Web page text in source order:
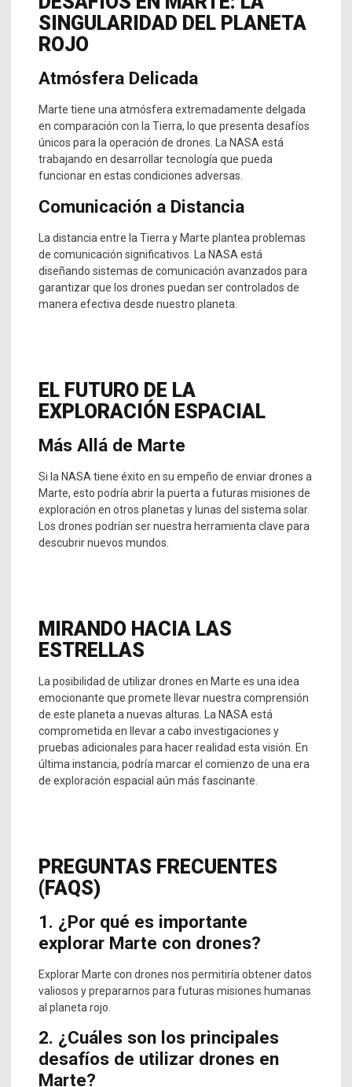
SINGULARIDAD DEL PLANETA
ROJO
Atmósfera Delicada
Marte tiene una atmósfera extremadamente delgada
en comparación con la Tierra, lo que presenta desafíos
únicos para la operación de drones. La NASA está
trabajando en desarrollar tecnología que pueda
funcionar en estas condiciones adversas.
Comunicación a Distancia
La distancia entre la Tierra y Marte plantea problemas
de comunicación significativos. La NASA está
diseñando sistemas de comunicación avanzados para
garantizar que los drones puedan ser controlados de
manera efectiva desde nuestro planeta.
EL FUTURO DE LA
EXPLORACIÓN ESPACIAL
Más Allá de Marte
Si la NASA tiene éxito en su empeño de enviar drones a
Marte, esto podría abrir la puerta a futuras misiones de
exploración en otros planetas y lunas del sistema solar.
Los drones podrían ser nuestra herramienta clave para
descubrir nuevos mundos.
MIRANDO HACIA LAS
ESTRELLAS
La posibilidad de utilizar drones en Marte es una idea
emocionante que promete llevar nuestra comprensión
de este planeta a nuevas alturas. La NASA está
comprometida en llevar a cabo investigaciones y
pruebas adicionales para hacer realidad esta visión. En
última instancia, podría marcar el comienzo de una era
de exploración espacial aún más fascinante.
PREGUNTAS FRECUENTES
(FAQS)
1. ¿Por qué es importante
explorar Marte con drones?
Explorar Marte con drones nos permitiría obtener datos
valiosos y prepararnos para futuras misiones humanas
al planeta rojo.
2. ¿Cuáles son los principales
desafíos de utilizar drones en
Marte?